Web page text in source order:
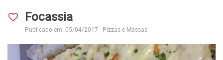
favorite_border Focassia
Publicado em: 05/04/2017 - Pizzas e Massas